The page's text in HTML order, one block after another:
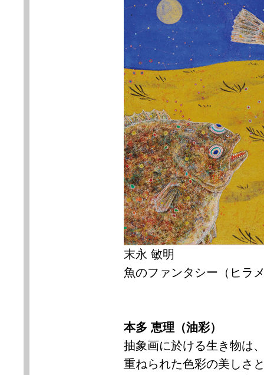
末永 敏明
魚のファンタシー（ヒラ
本多 恵理（油彩）
抽象画に於ける生き物は
重ねられた色彩の美しさ